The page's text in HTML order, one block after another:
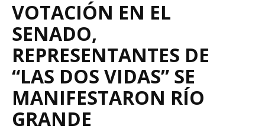
VOTACIÓN EN EL
SENADO,
REPRESENTANTES DE
“LAS DOS VIDAS” SE
MANIFESTARON RÍO
GRANDE